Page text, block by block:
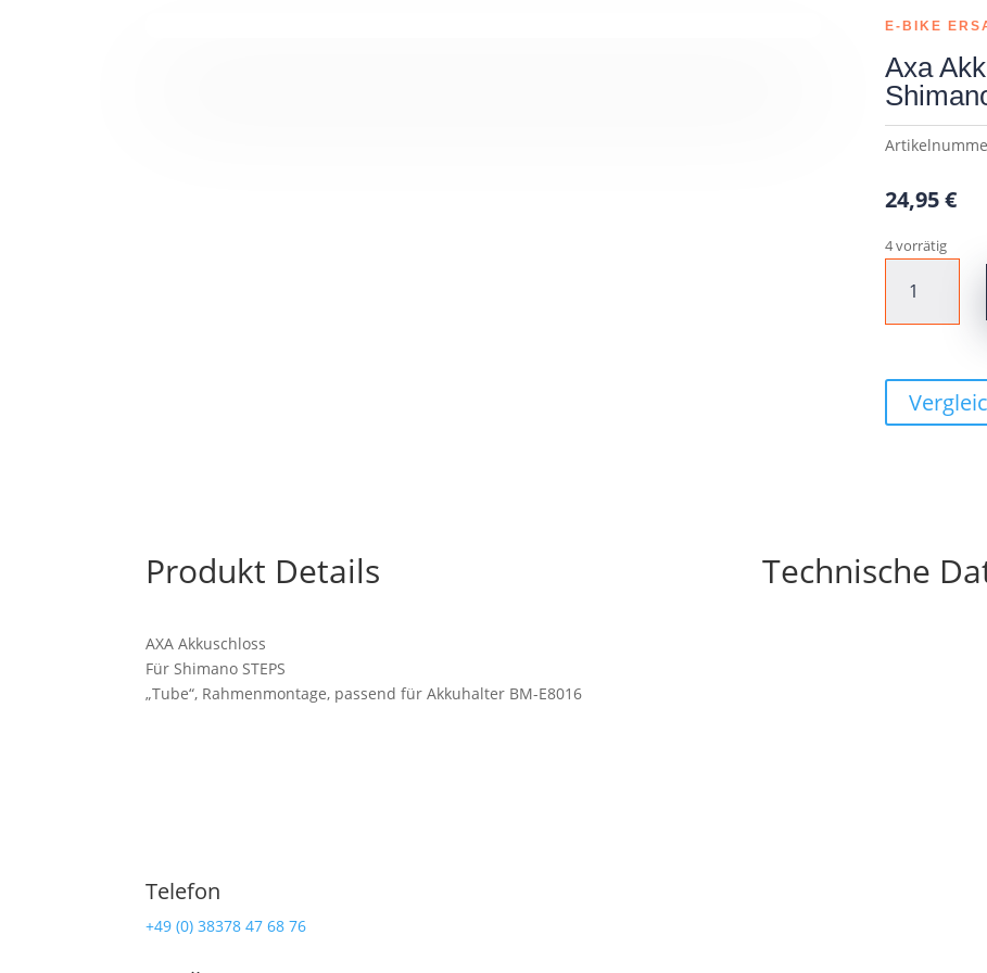
E-BIKE
Axa
24,95€
4 vorrätig
Akkuschloss
passend
Steps
Menge
Produkt Details
AXA Akkuschloss
Für Shimano STEPS
„Tube“, Rahmenmontage, passend für Akkuhalter BM-E8016
Technische
Telefon
+49 (0) 38378 47 68 76